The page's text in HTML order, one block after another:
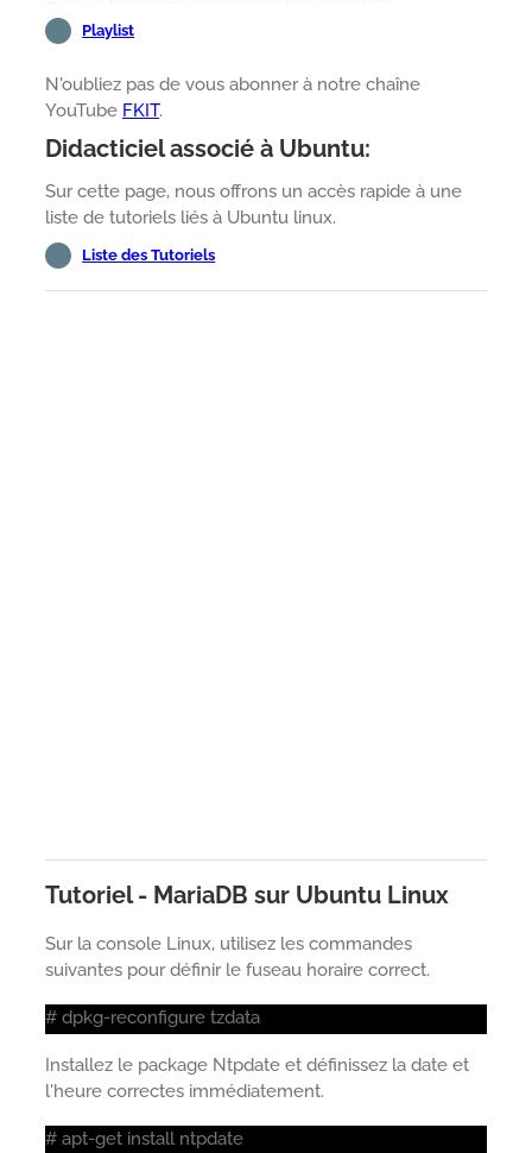
Playlist
N'oubliez pas de vous abonner à notre chaîne
YouTube FKIT.
Didacticiel associé à Ubuntu:
Sur cette page, nous offrons un accès rapide à une
liste de tutoriels liés à Ubuntu linux.
Liste des Tutoriels
Tutoriel - MariaDB sur Ubuntu Linux
Sur la console Linux, utilisez les commandes
suivantes pour définir le fuseau horaire correct.
# dpkg-reconfigure tzdata
Installez le package Ntpdate et définissez la date et
l'heure correctes immédiatement.
# apt-get install ntpdate